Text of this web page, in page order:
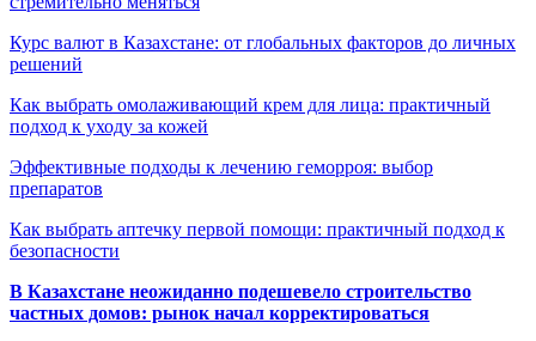
Курс валют в Казахстане: от глобальных факторов до личных
решений
Как выбрать омолаживающий крем для лица: практичный
подход к уходу за кожей
Эффективные подходы к лечению геморроя: выбор
препаратов
Как выбрать аптечку первой помощи: практичный подход к
безопасности
В Казахстане неожиданно подешевело строительство
частных домов: рынок начал корректироваться